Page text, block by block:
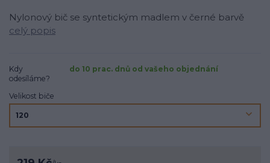
Nylonový bič se syntetickým madlem v černé barvě
celý popis
Kdy
odesíláme?
do 10 prac. dnů od vašeho objednání
Velikost biče